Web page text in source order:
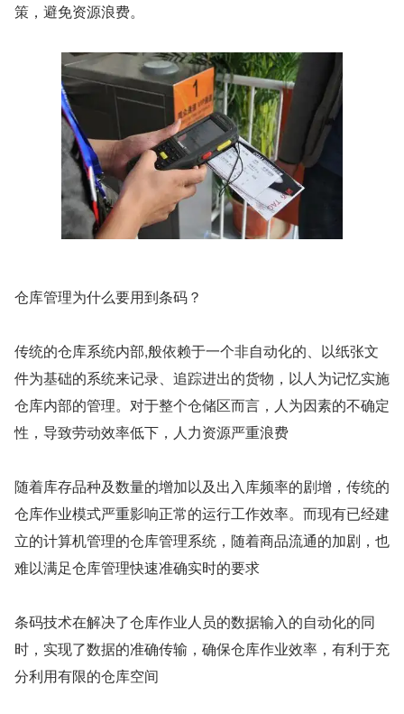
策，避免资源浪费。
仓库管理为什么要用到条码？
传统的仓库系统内部,般依赖于一个非自动化的、以纸张文
件为基础的系统来记录、追踪进出的货物，以人为记忆实施
仓库内部的管理。对于整个仓储区而言，人为因素的不确定
性，导致劳动效率低下，人力资源严重浪费
随着库存品种及数量的增加以及出入库频率的剧增，传统的
仓库作业模式严重影响正常的运行工作效率。而现有已经建
立的计算机管理的仓库管理系统，随着商品流通的加剧，也
难以满足仓库管理快速准确实时的要求
条码技术在解决了仓库作业人员的数据输入的自动化的同
时，实现了数据的准确传输，确保仓库作业效率，有利于充
分利用有限的仓库空间